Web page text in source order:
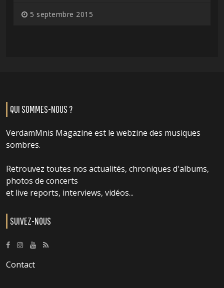
5 septembre 2015
QUI SOMMES-NOUS ?
VerdamMnis Magazine est le webzine des musiques
sombres.
Retrouvez toutes nos actualités, chroniques d'albums,
photos de concerts
et live reports, interviews, vidéos...
SUIVEZ-NOUS
Contact